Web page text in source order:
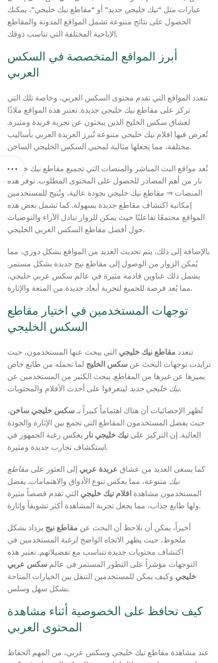
عبارات مثل “نيك خليجي جديد” أو “مقاطع نيك خليجي”، يمكنك
الحصول على نتائج متنوعة تشمل المواقع المدونة والمقاطع
الإباحية المختلفة التي تناسب ذوقك.
أبرز المواقع المتخصصة في السكس
العربي
تتعدد المواقع التي تقدم محتوى السكس العربي، وخاصة تلك التي
تركز على مقاطع نيك خليجي جديدة. تعتبر هذه المواقع ملاذًا
لعشاق سكس الخليج الذين يبحثون عن تجربة فريدة ومثيرة.
تُعرض فيها افلام نيك خليجي متنوعة تُبرز العربدة العربي بأساليب
مختلفة، مما يجعلها مثالية لمحبي السكس الخليجي الساخن.
تُعد مواقع البث المباشر والمنصات التي تجميع مقاطع نيك خليجي
نار من أهم المصادر للحصول على المحتوى المطلوب. توفر هذه
المنصات ⇒ مقاطع نيك خليجي بجودة عالية، وتُتيح للمستخدمين
إمكانية اكتشاف مقاطع جديدة بسهولة. كما تشمل بعض هذه
المواقع مجتمعًا تفاعليًا حيث يمكن للزوار تبادل الآراء والتوصيات
حول أفضل مقاطع السكس العربي الخليجي.
بالإضافة إلى ذلك، يتم تحديث العديد من المواقع بشكل دوري، مما
يُمكن الزوار من الوصول إلى مقاطع نيج جديدة بشكل مستمر.
يشمل ذلك عناوين قادمة مثيرة في عالم سكس عربي خليجي،
مما يُعد فرصة للجميع لتجربة أبعاد جديدة من المتعة والإثارة.
توجهات المستخدمين في اختيار مقاطع
السكس الخليجي
تتعدد مقاطع نيك خليجي التي يبحث عنها المستخدمون، حيث
تزايدت توجهات البحث عن سكس الخليج لما تحمله من طابع خاص
يميزها عن غيرها من المقاطع. يبحث الكثير من المستخدمين عن
نيك خليجي جديدليتعرفوا على أحدث الأفلام والمحتويات.
تُظهر الإحصائيات أن هناك اهتماماً كبيراً بـ سكس خليجي ساخن،
حيث يفضل المستخدمون المقاطع التي تجمع بين الإثارة والجودة
العالية. إن التركيز على نيك خليجي نار يعكس رغبة الجمهور في
استكشاف تجارب جديدة ومثيرة.
كما يسعى العديد من عشاق عربدة عربي إلى العثور على مقاطع
نيك متنوعة، مما يعكس تنوع الأذواق والاهتمامات. يفضل
المستخدمون مشاهدة افلام نيك خليجي التي تقدم قصصاً مثيرة
ولها طابع جذاب، مما يجعل تجربة المشاهدة أكثر تشويقاً وإثارة.
أخيراً، يمكن أن نلاحظ أن البحث عن مقاطع نيج يزداد بشكل
ملحوظ، حيث يظهر الاتجاه الواضح لرغبة المستخدمين في
اكتشاف محتويات جديدة تتناسب مع تفضيلاتهم. تعتبر هذه
التوجهات مؤشراً على التطور المستمر في عالم سكس عربي
خليجي وكيف يمكن للمستخدمين التنقل بين الخيارات المتاحة
بشكل سهل وسلس.
كيف تحافظ على الخصوصية أثناء مشاهدة
المحتوى العربي
عند مشاهدة مقاطع نيك خليجي وسكس عربي، من المهم الحفاظ